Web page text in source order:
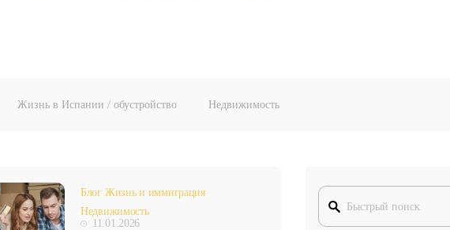
Жизнь в Испании / обустройство Недвижимость
Блог Жизнь и иммиграция
Недвижимость
11.01.2026